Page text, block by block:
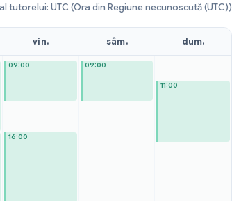
tutorelui: UTC (Ora din Regiune necunoscută (UTC))
vin.
09:00
16:00
sâm.
09:00
dum.
11:00